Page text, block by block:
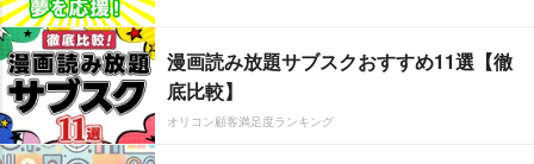
漫画読み放題サブスクおすすめ11選【徹
底比較】
オリコン顧客満足度ランキング